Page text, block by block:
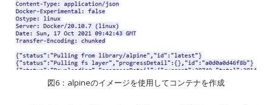
図6：alpineのイメージを使用してコンテナを作成